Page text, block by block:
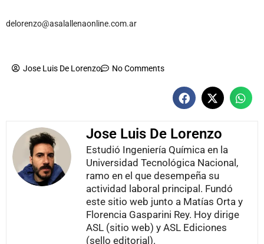
delorenzo@asalallenaonline.com.ar
Jose Luis De Lorenzo No Comments
Jose Luis De Lorenzo
Estudió Ingeniería Química en la
Universidad Tecnológica Nacional,
ramo en el que desempeña su
actividad laboral principal. Fundó
este sitio web junto a Matías Orta y
Florencia Gasparini Rey. Hoy dirige
ASL (sitio web) y ASL Ediciones
(sello editorial).